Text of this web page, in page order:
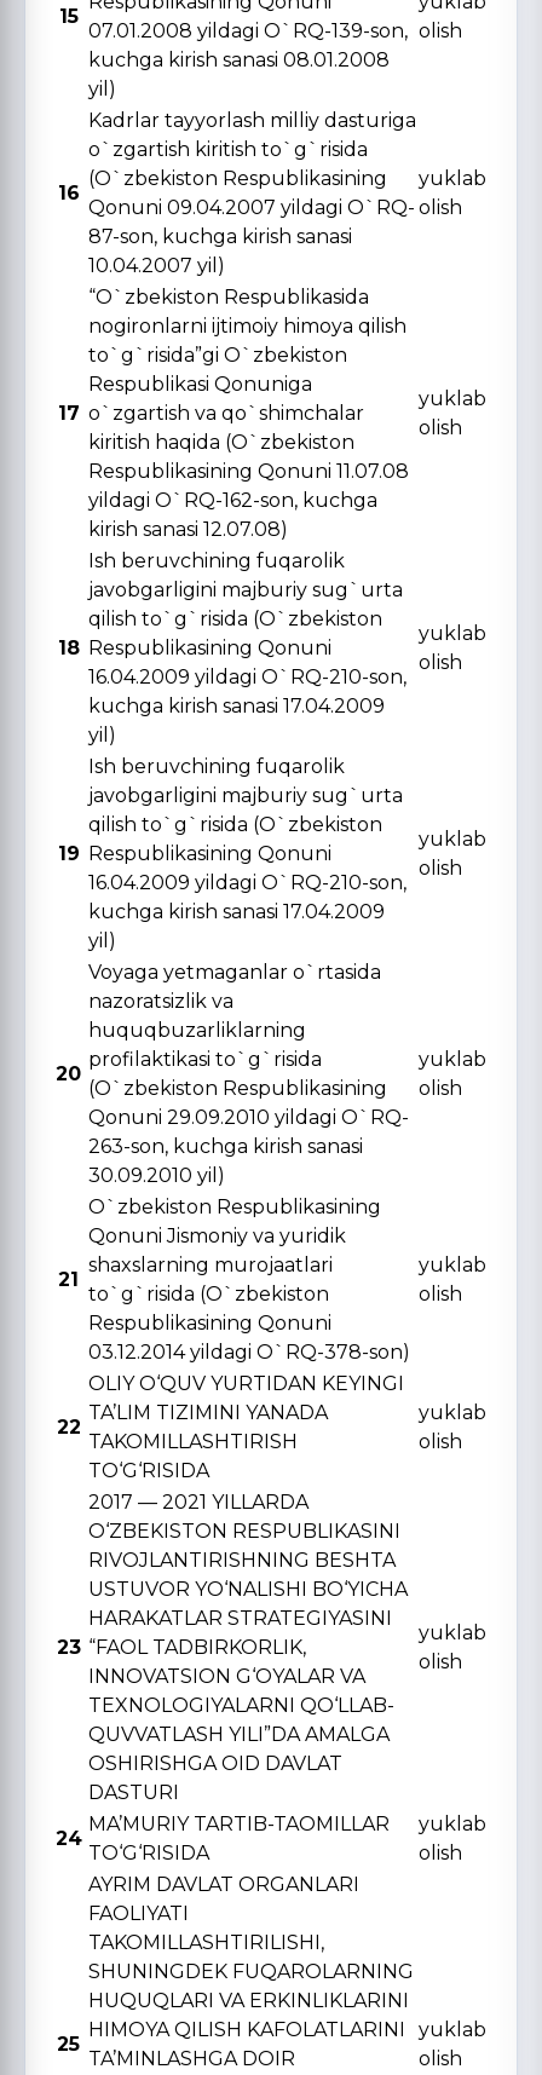
15
07.01.2008 yildagi O`RQ-139-son,
kuchga kirish sanasi 08.01.2008
yil)
olish
16
Kadrlar tayyorlash milliy dasturiga
o`zgartish kiritish to`g`risida
(O`zbekiston Respublikasining
Qonuni 09.04.2007 yildagi O`RQ-
87-son, kuchga kirish sanasi
10.04.2007 yil)
yuklab
olish
17
“O`zbekiston Respublikasida
nogironlarni ijtimoiy himoya qilish
to`g`risida”gi O`zbekiston
Respublikasi Qonuniga
o`zgartish va qo`shimchalar
kiritish haqida (O`zbekiston
Respublikasining Qonuni 11.07.08
yildagi O`RQ-162-son, kuchga
kirish sanasi 12.07.08)
yuklab
olish
18
Ish beruvchining fuqarolik
javobgarligini majburiy sug`urta
qilish to`g`risida (O`zbekiston
Respublikasining Qonuni
16.04.2009 yildagi O`RQ-210-son,
kuchga kirish sanasi 17.04.2009
yil)
yuklab
olish
19
Ish beruvchining fuqarolik
javobgarligini majburiy sug`urta
qilish to`g`risida (O`zbekiston
Respublikasining Qonuni
16.04.2009 yildagi O`RQ-210-son,
kuchga kirish sanasi 17.04.2009
yil)
yuklab
olish
20
Voyaga yetmaganlar o`rtasida
nazoratsizlik va
huquqbuzarliklarning
profilaktikasi to`g`risida
(O`zbekiston Respublikasining
Qonuni 29.09.2010 yildagi O`RQ-
263-son, kuchga kirish sanasi
30.09.2010 yil)
yuklab
olish
21
O`zbekiston Respublikasining
Qonuni Jismoniy va yuridik
shaxslarning murojaatlari
to`g`risida (O`zbekiston
Respublikasining Qonuni
03.12.2014 yildagi O`RQ-378-son)
yuklab
olish
22
OLIY O‘QUV YURTIDAN KЕYINGI
TA’LIM TIZIMINI YANADA
TAKOMILLASHTIRISH
TO‘G‘RISIDA
yuklab
olish
23
2017 — 2021 YILLARDA
O‘ZBЕKISTON RЕSPUBLIKASINI
RIVOJLANTIRISHNING BЕSHTA
USTUVOR YO‘NALISHI BO‘YICHA
HARAKATLAR STRATЕGIYASINI
“FAOL TADBIRKORLIK,
INNOVATSION G‘OYALAR VA
TЕXNOLOGIYALARNI QO‘LLAB-
QUVVATLASH YILI”DA AMALGA
OSHIRISHGA OID DAVLAT
DASTURI
yuklab
olish
24
MA’MURIY TARTIB-TAOMILLAR
TO‘G‘RISIDA
yuklab
olish
25
AYRIM DAVLAT ORGANLARI
FAOLIYATI
TAKOMILLASHTIRILISHI,
SHUNINGDЕK FUQAROLARNING
HUQUQLARI VA ERKINLIKLARINI
HIMOYA QILISH KAFOLATLARINI
TA’MINLASHGA DOIR
yuklab
olish